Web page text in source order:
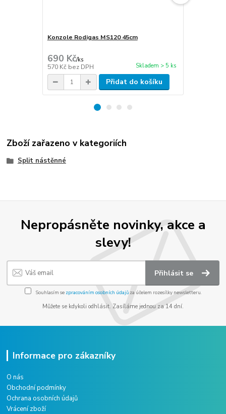
Konzole Rodigas MS120 45cm
690 Kč/ks
570 Kč bez DPH Skladem > 5 ks
Přidat do košíku
Zboží zařazeno v kategoriích
Split nástěnné
Nepropásněte novinky, akce a
slevy!
Přihlásit se
Souhlasím se zpracováním osobních údajůza účelem rozesílky newsletteru.
Můžete se kdykoli odhlásit. Zasíláme jednou za 14 dní.
Informace pro zákazníky
O nás
Obchodní podmínky
Ochrana osobních údajů
Vrácení zboží